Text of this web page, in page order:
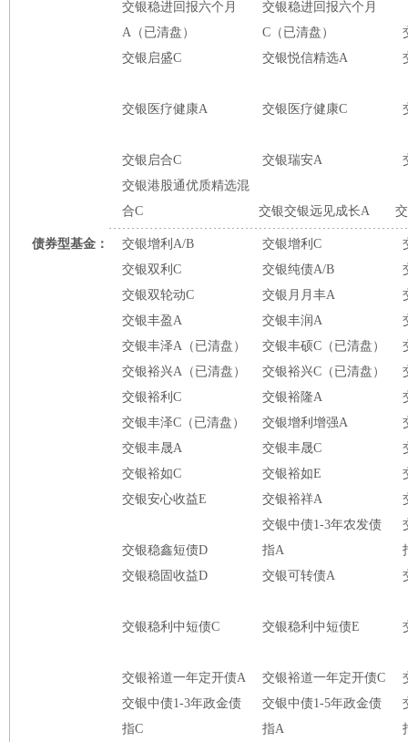
交银稳进回报六个月
A（已清盘）
交银稳进回报六个月
C（已清盘）
交银启盛C
交银悦信精选A
交银医疗健康A 交银医疗健康C
交银启合C 交银瑞安A
交银港股通优质精选混
合C
交银交银远见成长A
债券型基金： 交银增利A/B 交银增利C
交银双利C
交银纯债A/B
交银双轮动C
交银月月丰A
交银丰盈A
交银丰润A
交银丰泽A（已清盘）
交银丰硕C（已清盘）
交银裕兴A（已清盘）
交银裕兴C（已清盘）
交银裕利C
交银裕隆A
交银丰泽C（已清盘）
交银增利增强A
交银丰晟A
交银丰晟C
交银裕如C
交银裕如E
交银安心收益E
交银裕祥A
交银稳鑫短债D
交银中债1-3年农发债
指A
交银稳固收益D
交银可转债A
交银稳利中短债C 交银稳利中短债E
交银裕道一年定开债A 交银裕道一年定开债C
交银中债1-3年政金债
指C
交银中债1-5年政金债
指A